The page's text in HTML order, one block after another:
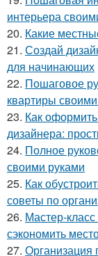
интерьера
20. Какие
21. Создай
для начинающих
22. Пошаговое
квартиры
23. Как
дизайнера:
24. Полное
своими руками
25. Как
советы по
26. Мастер-
сэкономить
27. Организация